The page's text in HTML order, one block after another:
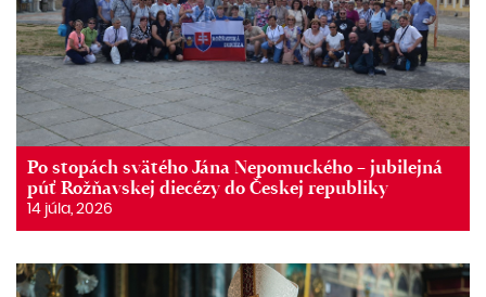
Po stopách svätého Jána Nepomuckého – jubilejná
púť Rožňavskej diecézy do Českej republiky
14 júla, 2026